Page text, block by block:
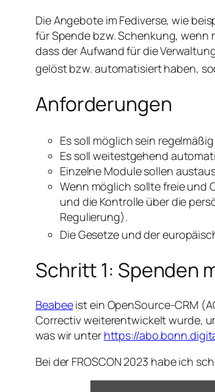
Die Angebote im Fediverse, wie
für Spende bzw. Schenkung,
dass der Aufwand für die
gelöst bzw. automatisiert haben,
Anforderungen
Es soll möglich sein
Es soll weitestgehend
Einzelne Module sollen
Wenn möglich sollte freie und
und die Kontrolle über die
Regulierung).
Die Gesetze und der
Schritt 1: Spenden
Beabeeist ein OpenSource-CRM
Correctiv weiterentwickelt wurde,
was wir unter https://
Bei der FROSCON 2023 habe ich